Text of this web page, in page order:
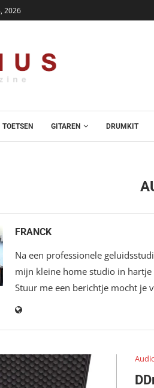
2026
TOETSEN GITAREN DRUMKIT
FRANCK
Na een professionele
mijn kleine home studio in
Stuur me een berichtje mocht je